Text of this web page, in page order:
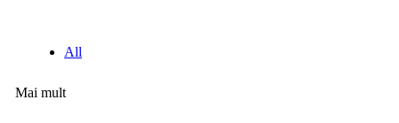
All
Mai mult